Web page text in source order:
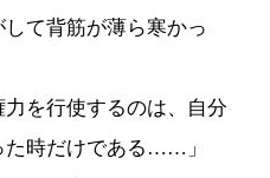
て背筋が薄ら寒かっ
力を行使するのは、自分
た時だけである……」